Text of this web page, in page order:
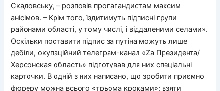
Скадовську, – розповів пропагандистам максим
анісімов. – Крім того, їздитимуть підписні групи
районами області, у тому числі, і віддаленими селами».
Оскільки поставити підпис за путіна можуть лише
дебіли, окупаційний телеграм-канал «Zа Президента/
Херсонская область» підготував для них спеціальні
карточки. В одній з них написано, що зробити приємно
фюреру можна всього «трьома кроками»: взяти